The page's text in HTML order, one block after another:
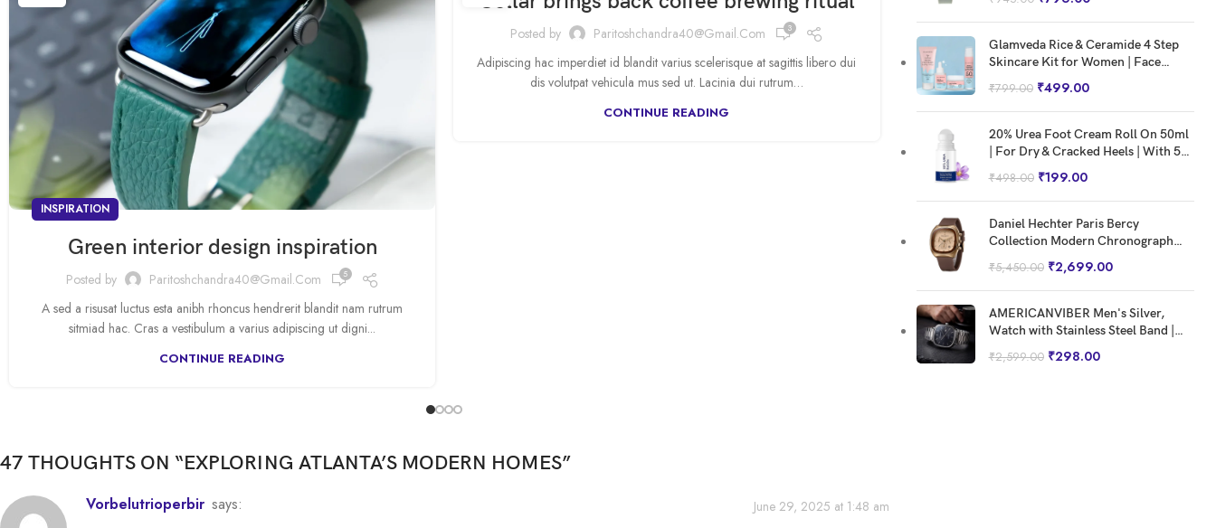
INSPIRATION
Green interior design inspiration
Posted by Paritoshchandra40@gmail.com 5
A sed a risusat luctus esta anibh rhoncus hendrerit blandit nam rutrum
sitmiad hac. Cras a vestibulum a varius adipiscing ut digni...
CONTINUE READING
Posted by Paritoshchandra40@gmail.com 3
Adipiscing hac imperdiet id blandit varius scelerisque at sagittis libero dui
dis volutpat vehicula mus sed ut. Lacinia dui rutrum…
CONTINUE READING
Reinterprets the classic
Paritoshchandra40@gmail.com
Aliquet parturient scele risque scele risque nibh
suspendisse platea sapien torquent feugiat
CONTINUE READING
47 THOUGHTS ON “EXPLORING ATLANTA’S MODERN HOMES”
vorbelutrioperbir says:
June 29, 2025 at 1:48 am
Glamveda Rice & Ceramide 4 Step
Skincare Kit for Women | Face
Wash, Face Serum, Moisturizer &
SPF 50 PA+++ Sunscreen | Hydrating
Korean Skincare Set for Barrier
Repair, Brightening & Healthy
Glowing Skin
₹799.00 ₹499.00
20% Urea Foot Cream Roll On 50ml
| For Dry & Cracked Heels | With 5%
Lactic Acid, Olive Oil & Vitamin E |
Helps Repair and Moisturise
Cracked Heels Crack Heel Repair
Roll On (20% Urea Roll On)
₹498.00 ₹199.00
Daniel Hechter Paris Bercy
Collection Modern Chronograph
Watch for Men with Square Dial and
Silicon Band-DHM1001
₹5,450.00 ₹2,699.00
AMERICANVIBER Men's Silver,
Watch with Stainless Steel Band |
Water-Resistant Analog Dress &
Casual Wristwatch
₹2,599.00 ₹298.00